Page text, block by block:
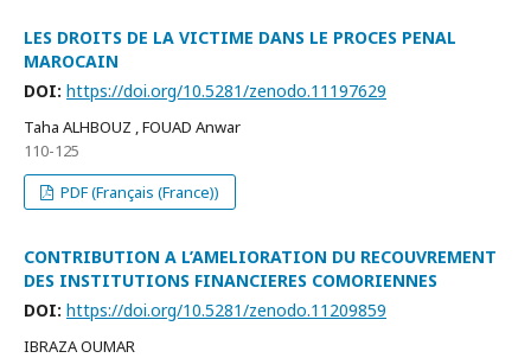
LES DROITS DE LA VICTIME DANS LE PROCES PENAL
MAROCAIN
DOI: https://doi.org/10.5281/zenodo.11197629
Taha ALHBOUZ , FOUAD Anwar
110-125
PDF (Français (France))
CONTRIBUTION A L’AMELIORATION DU RECOUVREMENT
DES INSTITUTIONS FINANCIERES COMORIENNES
DOI: https://doi.org/10.5281/zenodo.11209859
IBRAZA OUMAR